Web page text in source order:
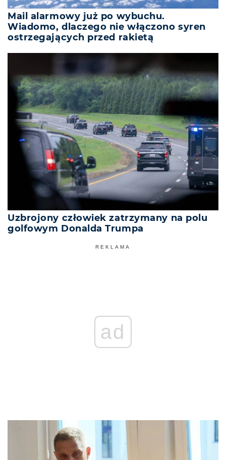
Mail alarmowy już po wybuchu.
Wiadomo, dlaczego nie włączono syren
ostrzegających przed rakietą
Uzbrojony człowiek zatrzymany na polu
golfowym Donalda Trumpa
REKLAMA
ad